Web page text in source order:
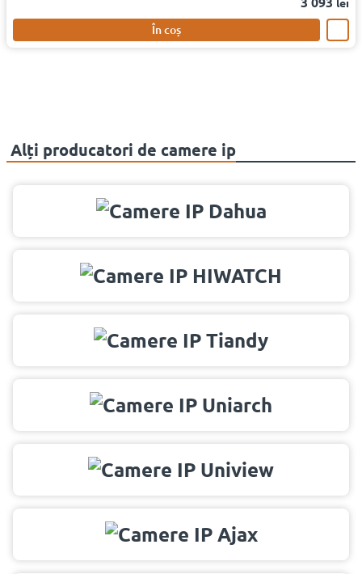
În coș
Alți producatori de camere ip